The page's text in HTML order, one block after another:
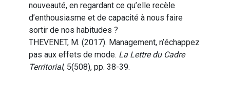
nouveauté, en regardant ce qu’elle recèle
d’enthousiasme et de capacité à nous faire
sortir de nos habitudes ?
THEVENET, M. (2017). Management, n’échappez
pas aux effets de mode. La Lettre du Cadre
Territorial, 5(508), pp. 38-39.